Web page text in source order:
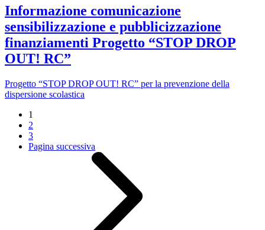
Informazione comunicazione
sensibilizzazione e pubblicizzazione
finanziamenti Progetto “STOP DROP
OUT! RC”
Progetto “STOP DROP OUT! RC” per la prevenzione della
dispersione scolastica
1
2
3
Pagina successiva